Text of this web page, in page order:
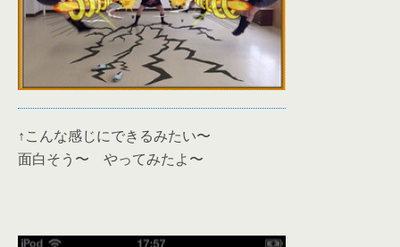
↑こんな感じにできるみたい〜
面白そう〜 やってみたよ〜